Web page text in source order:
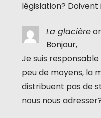
législation?
La glacière
Bonjour,
Je suis
peu de moyens, la
distribuent pas de
nous nous adresser?